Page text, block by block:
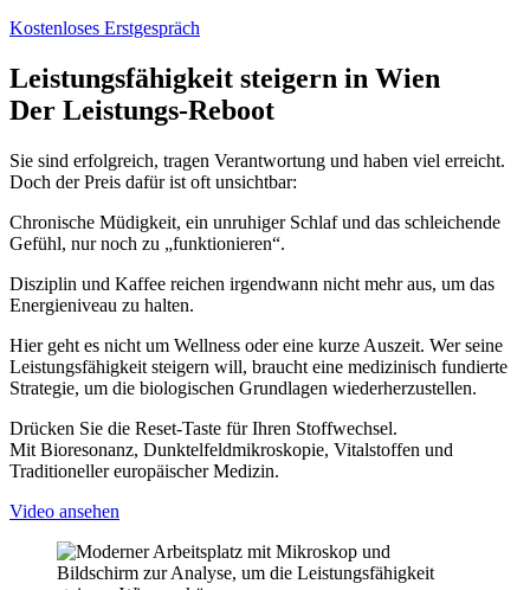
Kostenloses Erstgespräch
Leistungsfähigkeit steigern in Wien
Der Leistungs-Reboot
Sie sind erfolgreich, tragen Verantwortung und haben viel erreicht.
Doch der Preis dafür ist oft unsichtbar:
Chronische Müdigkeit, ein unruhiger Schlaf und das schleichende
Gefühl, nur noch zu „funktionieren“.
Disziplin und Kaffee reichen irgendwann nicht mehr aus, um das
Energieniveau zu halten.
Hier geht es nicht um Wellness oder eine kurze Auszeit. Wer seine
Leistungsfähigkeit steigern will, braucht eine medizinisch fundierte
Strategie, um die biologischen Grundlagen wiederherzustellen.
Drücken Sie die Reset-Taste für Ihren Stoffwechsel.
Mit Bioresonanz, Dunktelfeldmikroskopie, Vitalstoffen und
Traditioneller europäischer Medizin.
Video ansehen